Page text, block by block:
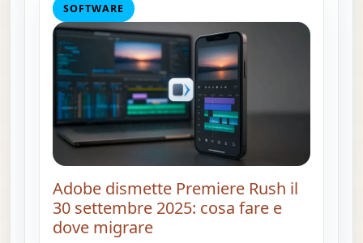
SOFTWARE
Adobe dismette Premiere Rush il
30 settembre 2025: cosa fare e
dove migrare